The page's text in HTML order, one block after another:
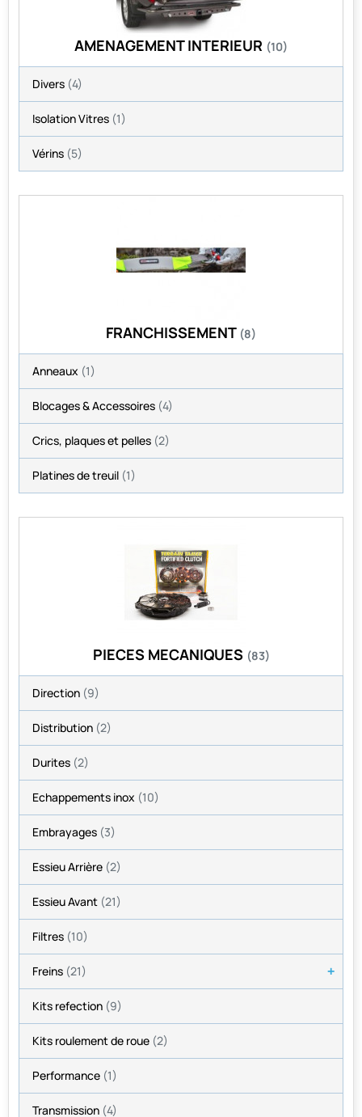
AMENAGEMENT INTERIEUR (10)
Divers (4)
Isolation Vitres (1)
Vérins (5)
FRANCHISSEMENT (8)
Anneaux (1)
Blocages & Accessoires (4)
Crics, plaques et pelles (2)
Platines de treuil (1)
PIECES MECANIQUES (83)
Direction (9)
Distribution (2)
Durites (2)
Echappements inox (10)
Embrayages (3)
Essieu Arrière (2)
Essieu Avant (21)
Filtres (10)
Freins (21)
Kits refection (9)
Kits roulement de roue (2)
Performance (1)
Transmission (4)